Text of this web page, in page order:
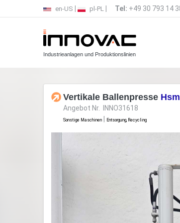
en-US pl-PL Tel: +49 30 793 14
Industrieanlagen und Produktionslinien
Vertikale Ballenpresse Hsm
Angebot Nr. INNO31618
Sonstige Maschinen Entsorgung, Recycling